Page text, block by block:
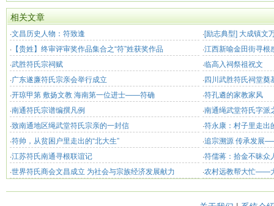
相关文章
·文昌历史人物：符致逢 ·[励志典型] 大成镇文
出务工 “靠双手我也
· 【贵姓】终审评审奖作品集合之“符”姓获奖作品 ·江西新喻金田街寻根
·武胜符氏宗祠赋 ·临高入祠祭祖祝文
·广东遂廉符氏宗亲会举行成立 ·四川武胜符氏祠堂奠
·开琼甲第 敷扬文教 海南第一位进士——符确 ·符孔遴的家教家风
·南通符氏宗谱编撰凡例 ·南通绳武堂符氏字派
·致南通地区绳武堂符氏宗亲的一封信 ·符永康：村子里走出
·符帅，从贫困户里走出的“北大生” ·追宗溯源 传承发展
·江苏符氏南通寻根联谊记 ·符儒蒋：拾金不昧众
·世界符氏商会文昌成立 为社会与宗族经济发展献力 ·农村远教帮大忙——